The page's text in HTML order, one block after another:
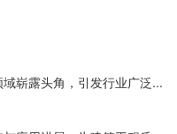
崭露头角，引发行业广泛...